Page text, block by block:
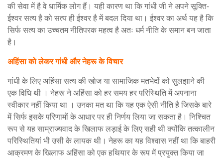
की सेवा में है वे धार्मिक लोग हैं। यही कारण था कि गांधी जी ने अपने सूक्ति-
ईश्वर सत्य है को सत्य ही ईश्वर है में बदल दिया था। ईश्वर का अर्थ यह है कि
सिर्फ सत्य का उच्चतम नीतिपरक महत्व है अतः धर्म नीति के समान बन जाता
है।
अहिंसा को लेकर गांधी और नेहरू के विचार
गांधी के लिए अहिंसा सत्य की खोज या सामाजिक मतभेदों को सुलझाने की
एक विधि थी । नेहरू ने अहिंसा को हर समय हर परिस्थिति में अपनाना
स्वीकार नहीं किया था । उनका मत था कि यह एक ऐसी नीति है जिसके बारे
में सिर्फ इसके परिणामों के आधार पर ही निर्णय लिया जा सकता है। निश्चित
रूप से यह साम्राज्यवाद के खिलाफ लड़ाई के लिए सही थी क्योंकि तत्कालीन
परिस्थितियां भी उसी के लायक थी। नेहरू का यह विश्वास नहीं था कि बाहरी
आक्रमण के खिलाफ अहिंसा को एक हथियार के रूप में प्रयुक्त किया जा